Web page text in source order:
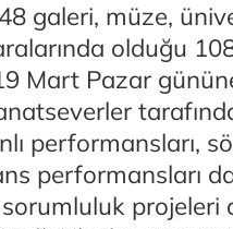
48 galeri, müze,
olduğu
Mart Pazar
performansları,
performansları